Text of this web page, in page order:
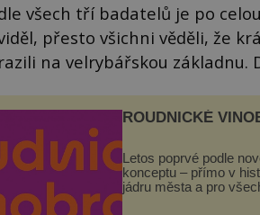
všech tří badatelů je po
přesto všichni věděli, že
na velrybářskou základnu.
ROUDNICKÉ
Letos poprvé podle
konceptu – přímo v
jádru města a pro